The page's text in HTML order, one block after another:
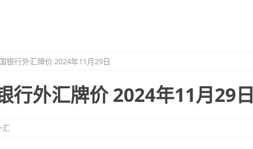
银行外汇牌价 2024年11月29日
行外汇牌价 2024年11月29日
汇